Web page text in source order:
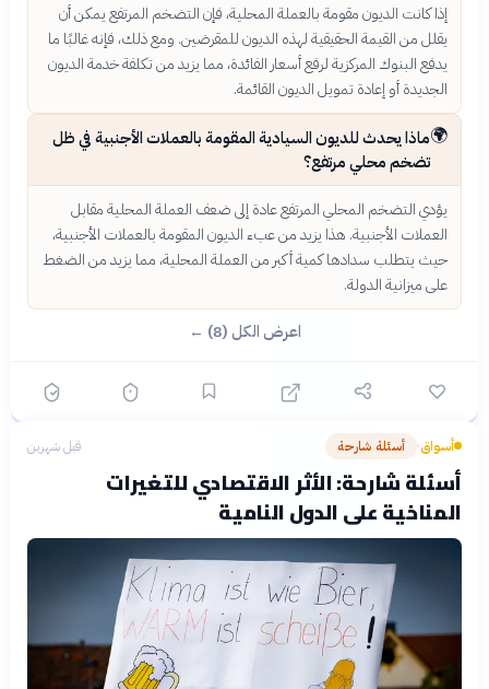
إذا كانت الديون مقومة بالعملة المحلية، فإن التضخم المرتفع يمكن أن
يقلل من القيمة الحقيقية لهذه الديون للمقرضين. ومع ذلك، فإنه غالبًا ما
يدفع البنوك المركزية لرفع أسعار الفائدة، مما يزيد من تكلفة خدمة الديون
الجديدة أو إعادة تمويل الديون القائمة.
🌍ماذا يحدث للديون السيادية المقومة بالعملات الأجنبية في ظل
تضخم محلي مرتفع؟
يؤدي التضخم المحلي المرتفع عادة إلى ضعف العملة المحلية مقابل
العملات الأجنبية. هذا يزيد من عبء الديون المقومة بالعملات الأجنبية،
حيث يتطلب سدادها كمية أكبر من العملة المحلية، مما يزيد من الضغط
على ميزانية الدولة.
اعرض الكل (8) ←
أسواق› أسئلة شارحة قبل شهرين
أسئلة شارحة: الأثر الاقتصادي للتغيرات
المناخية على الدول النامية